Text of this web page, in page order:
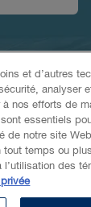
LCAP Avis
et d’autres
analyser
nos efforts de
essentiels
de notre site
tout temps ou
des